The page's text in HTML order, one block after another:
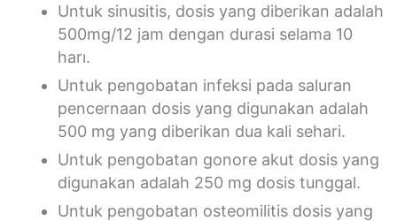
Untuk sinusitis, dosis yang diberikan adalah
500mg/12 jam dengan durasi selama 10
harı.
Untuk pengobatan infeksi pada saluran
pencernaan dosis yang digunakan adalah
500 mg yang diberikan dua kali sehari.
Untuk pengobatan gonore akut dosis yang
digunakan adalah 250 mg dosis tunggal.
Untuk pengobatan osteomilitis dosis yang